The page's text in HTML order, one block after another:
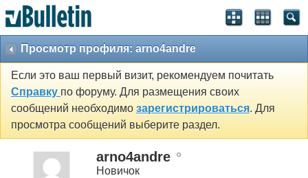
Просмотр профиля: arno4andre
Если это ваш первый визит, рекомендуем почитать
Справку по форуму. Для размещения своих
сообщений необходимо зарегистрироваться. Для
просмотра сообщений выберите раздел.
arno4andre
Новичок